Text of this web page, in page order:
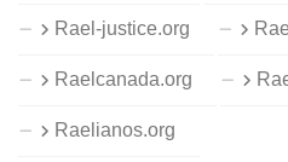
Rael-justice.org
Raelcanada.org
Raelianos.org